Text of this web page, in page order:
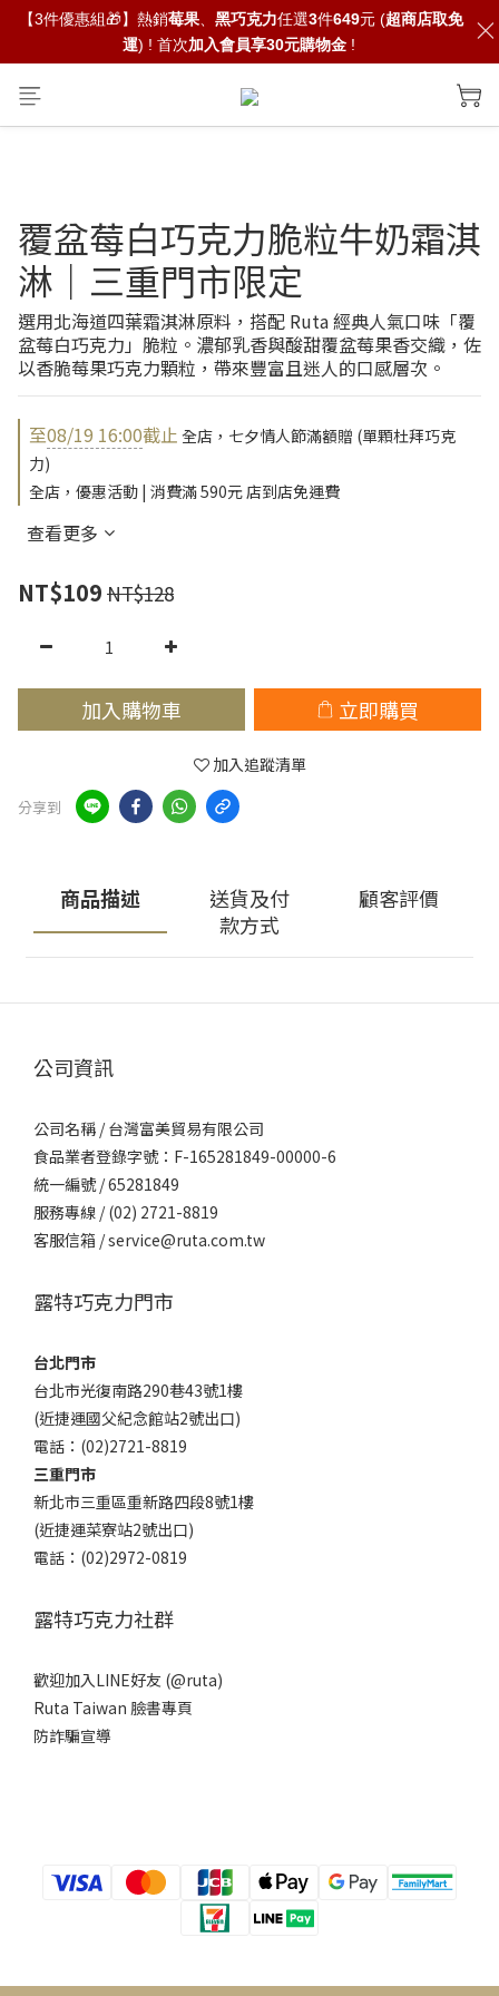
覆盆莓白巧克力脆粒牛奶霜淇
淋｜三重門市限定
選用北海道四葉霜淇淋原料，搭配 Ruta 經典人氣口味「覆
盆莓白巧克力」脆粒。濃郁乳香與酸甜覆盆莓果香交織，佐
以香脆莓果巧克力顆粒，帶來豐富且迷人的口感層次。
至08/19 16:00截止 全店，七夕情人節滿額贈 (單顆杜拜巧克
力)
全店，優惠活動 | 消費滿 590元 店到店免運費
查看更多
NT$109 NT$128
加入購物車 立即購買
加入追蹤清單
分享到
商品描述
送貨及付
款方式
顧客評價
公司資訊
公司名稱 / 台灣富美貿易有限公司
食品業者登錄字號：F-165281849-00000-6
統一編號 / 65281849
服務專線 / (02) 2721-8819
客服信箱 / service@ruta.com.tw
露特巧克力門市
台北門市
台北市光復南路290巷43號1樓
(近捷運國父紀念館站2號出口)
電話：(02)2721-8819
三重門市
新北市三重區重新路四段8號1樓
(近捷運菜寮站2號出口)
電話：(02)2972-0819
露特巧克力社群
歡迎加入LINE好友 (@ruta)
Ruta Taiwan 臉書專頁
防詐騙宣導
【3件優惠組🎁】熱銷莓果、 黑巧克力任選3件649元 (超商店取免
運) ! 首次加入會員享30元購物金 !